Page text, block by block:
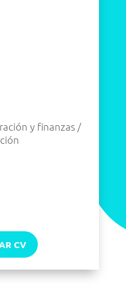
y finanzas /
CV